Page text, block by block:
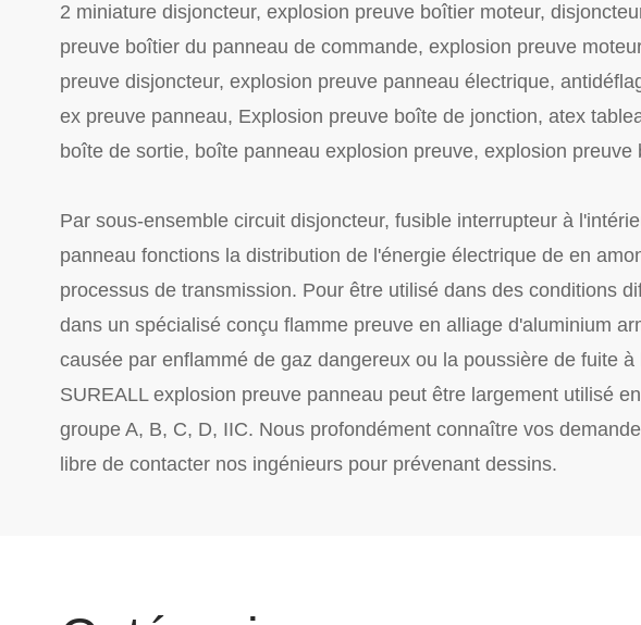
2 miniature disjoncteur, explosion preuve boîtier moteur,
preuve boîtier du panneau de commande, explosion preuve
preuve disjoncteur, explosion preuve panneau électrique,
ex preuve panneau, Explosion preuve boîte de jonction, atex
boîte de sortie, boîte panneau explosion preuve, explosion
Par sous-ensemble circuit disjoncteur, fusible interrupteur à
panneau fonctions la distribution de l'énergie électrique de en
processus de transmission. Pour être utilisé dans des conditions
dans un spécialisé conçu flamme preuve en alliage d'aluminium
causée par enflammé de gaz dangereux ou la poussière de fuite
SUREALL explosion preuve panneau peut être largement utilisé
groupe A, B, C, D, IIC. Nous profondément connaître vos
libre de contacter nos ingénieurs pour prévenant dessins.